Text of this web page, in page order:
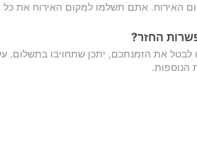
האירוח. אתם תשלמו למקום האירוח את כל
החזר?
את הזמנתכם, יתכן שתחויבו בתשלום.
הנוספות.